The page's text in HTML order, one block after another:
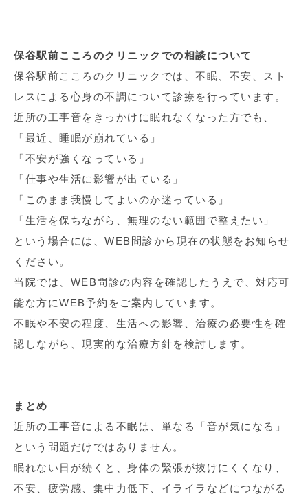
保谷駅前こころのクリニックでの相談について
保谷駅前こころのクリニックでは、不眠、不安、スト
レスによる心身の不調について診療を行っています。
近所の工事音をきっかけに眠れなくなった方でも、
「最近、睡眠が崩れている」
「不安が強くなっている」
「仕事や生活に影響が出ている」
「このまま我慢してよいのか迷っている」
「生活を保ちながら、無理のない範囲で整えたい」
という場合には、WEB問診から現在の状態をお知らせ
ください。
当院では、WEB問診の内容を確認したうえで、対応可
能な方にWEB予約をご案内しています。
不眠や不安の程度、生活への影響、治療の必要性を確
認しながら、現実的な治療方針を検討します。
まとめ
近所の工事音による不眠は、単なる「音が気になる」
という問題だけではありません。
眠れない日が続くと、身体の緊張が抜けにくくなり、
不安、疲労感、集中力低下、イライラなどにつながる